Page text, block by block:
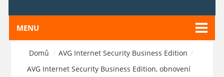
MENU
Domů / AVG Internet Security Business Edition /
AVG Internet Security Business Edition, obnovení